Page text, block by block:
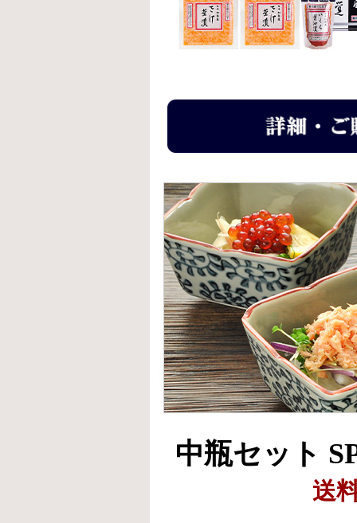
中瓶セット
送